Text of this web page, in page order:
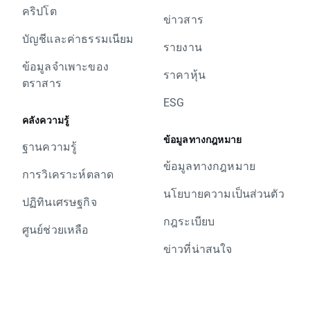
คริปโต
บัญชีและค่าธรรมเนียม
ข้อมูลจำเพาะของ
ตราสาร
คลังความรู้
ฐานความรู้
การวิเคราะห์ตลาด
ปฏิทินเศรษฐกิจ
ศูนย์ช่วยเหลือ
ข่าวสาร
รายงาน
ราคาหุ้น
ESG
ข้อมูลทางกฎหมาย
ข้อมูลทางกฎหมาย
นโยบายความเป็นส่วนตัว
กฎระเบียบ
ข่าวที่น่าสนใจ